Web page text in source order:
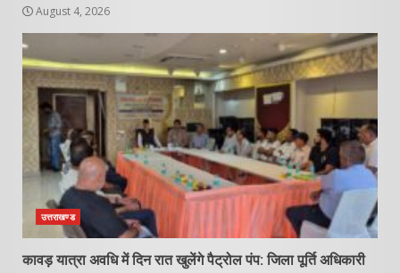
August 4, 2026
उत्तराखण्ड
कावड़ यात्रा अवधि में दिन रात खुलेंगे पैट्रोल पंप: जिला पूर्ति अधिकारी